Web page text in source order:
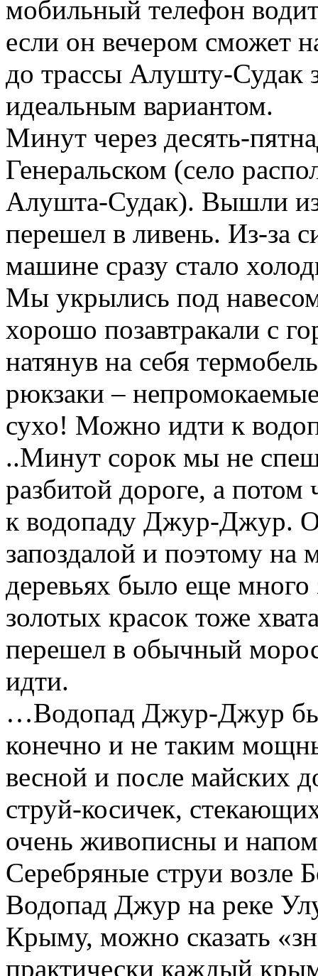
мобильный телефон
если он вечером сможет
до трассы Алушту-Судак
идеальным вариантом.
Минут через десять-
Генеральском (село
Алушта-Судак). Вышли
перешел в ливень. Из-за
машине сразу стало
Мы укрылись под
хорошо позавтракали с
натянув на себя
рюкзаки –
сухо! Можно идти к
..Минут сорок мы не
разбитой дороге, а
к водопаду Джур-Джур.
запоздалой и поэтому
деревьях было еще много
золотых красок тоже
перешел в обычный
идти.
…Водопад Джур-Джур
конечно и не таким
весной и после майских
струй-косичек,
очень живописны и
Серебряные струи возле
Водопад Джур на реке
Крыму, можно сказать
практически каждый